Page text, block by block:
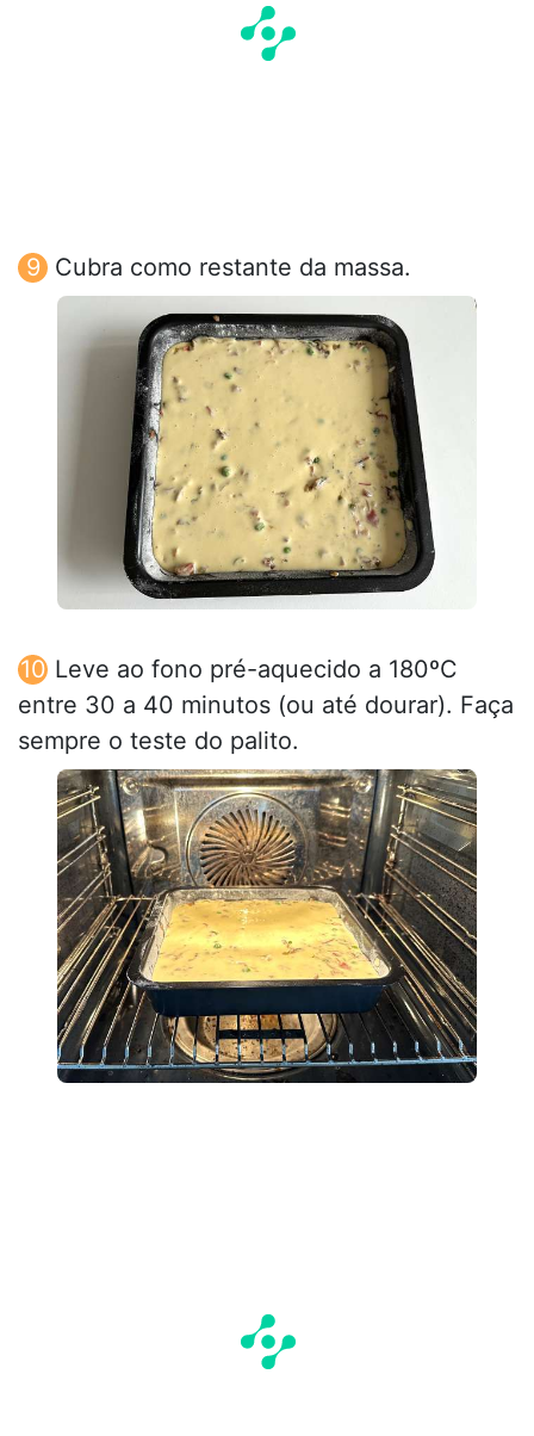
Cubra como restante da massa.
Leve ao fono pré-aquecido a 180ºC
entre 30 a 40 minutos (ou até dourar). Faça
sempre o teste do palito.